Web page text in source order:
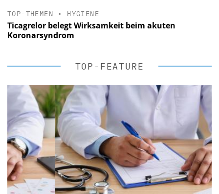
TOP-THEMEN • HYGIENE
Ticagrelor belegt Wirksamkeit beim akuten
Koronarsyndrom
TOP-FEATURE